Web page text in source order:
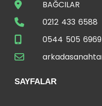
BAĞCILAR
0212 433 6588
0544 505 6969
SAYFALAR